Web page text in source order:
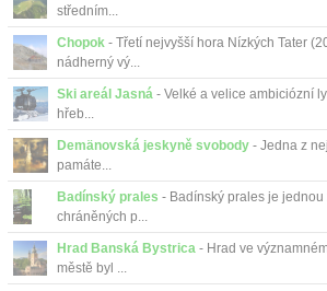
středním...
Chopok - Třetí nejvyšší hora Nízkých Tater
nádherný vý...
Ski areál Jasná - Velké a velice ambiciózní
hřeb...
Demänovská jeskyně svobody - Jedna z
památe...
Badínský prales - Badínský prales je jednou
chráněných p...
Hrad Banská Bystrica - Hrad ve
městě byl ...